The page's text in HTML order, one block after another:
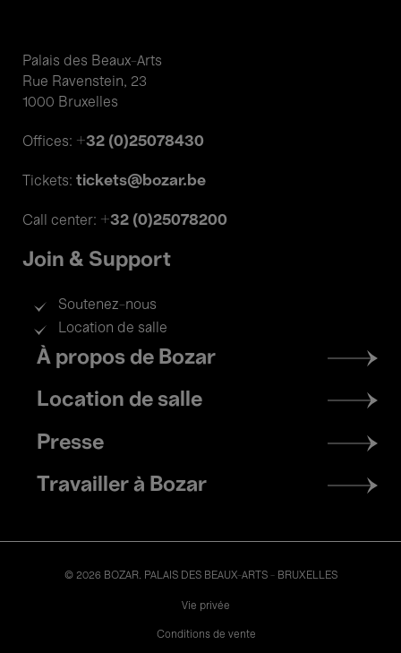
Palais des Beaux-Arts
Rue Ravenstein, 23
1000 Bruxelles
Offices: +32 (0)25078430
Tickets: tickets@bozar.be
Call center: +32 (0)25078200
Join & Support
Soutenez-nous
Location de salle
Footer
menu
À propos de Bozar
Location de salle
Presse
Travailler à Bozar
© 2026 BOZAR. PALAIS DES BEAUX-ARTS - BRUXELLES
Vie privée
Conditions de vente